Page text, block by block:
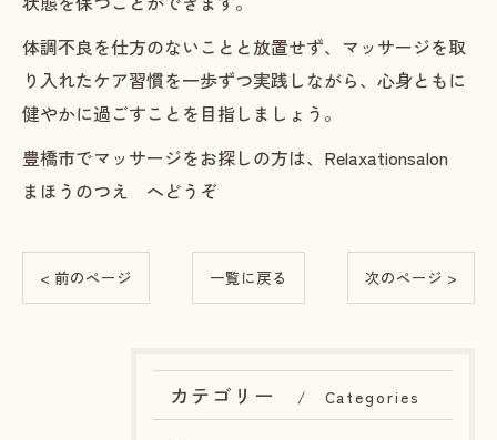
体調不良を仕方のないことと放置せず、マッサージを取
り入れたケア習慣を一歩ずつ実践しながら、心身ともに
健やかに過ごすことを目指しましょう。
豊橋市でマッサージをお探しの方は、Relaxationsalon
まほうのつえ へどうぞ
< 前のページ 一覧に戻る 次のページ >
カテゴリー Categories